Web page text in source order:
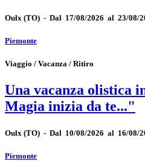
Oulx (TO) - Dal 17/08/2026 al 23/08/
Piemonte
Viaggio / Vacanza / Ritiro
Una vacanza olistica
Magia inizia da te..."
Oulx (TO) - Dal 10/08/2026 al 16/08/
Piemonte